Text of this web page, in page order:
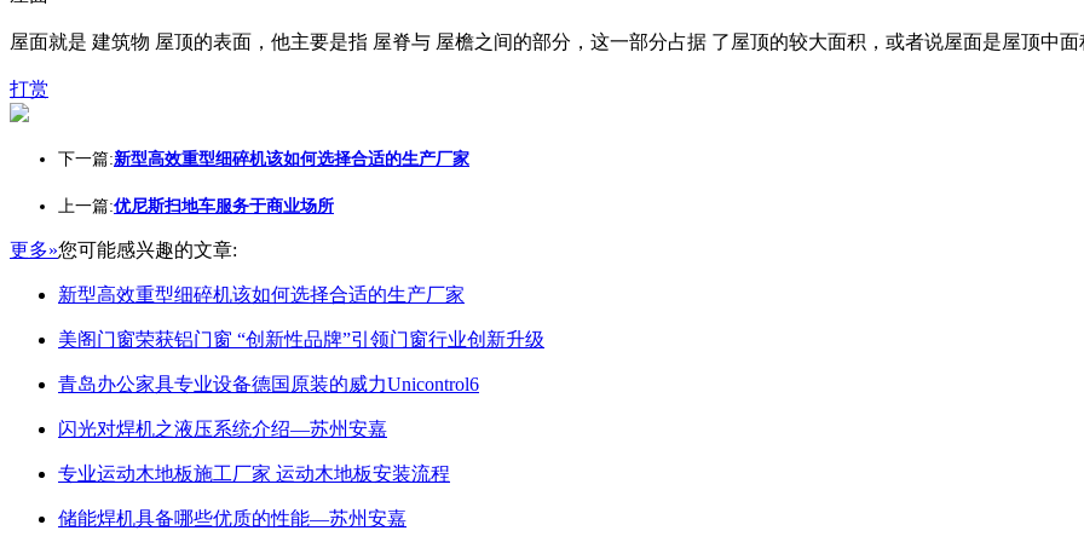
屋面就是 建筑物 屋顶的表面，他主要是指 屋脊与 屋檐之间的部分，这一部分占据 了屋顶的较大面积，或者说屋面是屋顶中面
打赏
下一篇:新型高效重型细碎机该如何选择合适的生产厂家
上一篇:优尼斯扫地车服务于商业场所
更多»您可能感兴趣的文章:
新型高效重型细碎机该如何选择合适的生产厂家
美阁门窗荣获铝门窗 “创新性品牌”引领门窗行业创新升级
青岛办公家具专业设备德国原装的威力Unicontrol6
闪光对焊机之液压系统介绍—苏州安嘉
专业运动木地板施工厂家 运动木地板安装流程
储能焊机具备哪些优质的性能—苏州安嘉